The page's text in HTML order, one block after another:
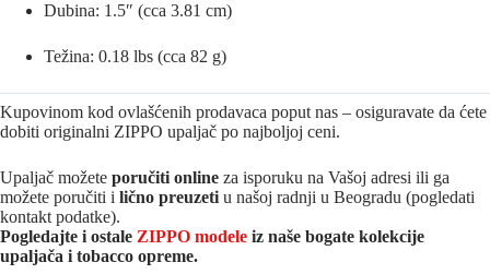
Dubina: 1.5″ (cca 3.81 cm)
Težina: 0.18 lbs (cca 82 g)
Kupovinom kod ovlašćenih prodavaca poput nas – osiguravate da ćete
dobiti originalni ZIPPO upaljač po najboljoj ceni.
Upaljač možete poručiti online za isporuku na Vašoj adresi ili ga
možete poručiti i lično preuzeti u našoj radnji u Beogradu (pogledati
kontakt podatke).
Pogledajte i ostale ZIPPO modele iz naše bogate kolekcije
upaljača i tobacco opreme.